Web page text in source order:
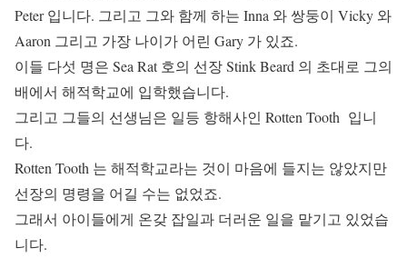
Peter 입니다. 그리고 그와 함께 하는 Inna 와 쌍둥이 Vicky 와
Aaron 그리고 가장 나이가 어린 Gary 가 있죠.
이들 다섯 명은 Sea Rat 호의 선장 Stink Beard 의 초대로 그의
배에서 해적학교에 입학했습니다.
그리고 그들의 선생님은 일등 항해사인 Rotten Tooth 입니
다.
Rotten Tooth 는 해적학교라는 것이 마음에 들지는 않았지만
선장의 명령을 어길 수는 없었죠.
그래서 아이들에게 온갖 잡일과 더러운 일을 맡기고 있었습
니다.